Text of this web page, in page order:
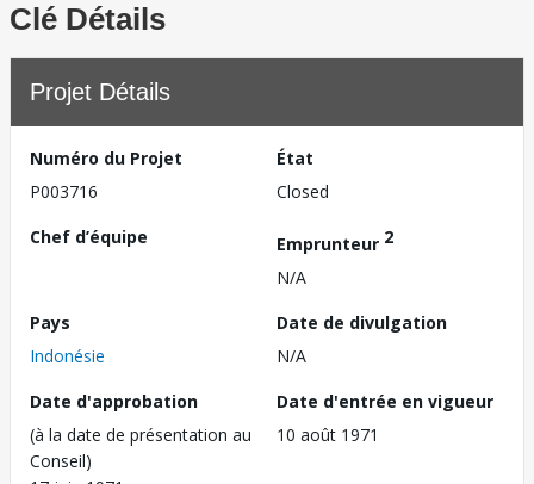
Clé Détails
Projet Détails
Numéro du Projet
P003716
État
Closed
Chef d’équipe
Emprunteur 2
N/A
Pays
Indonésie
Date de divulgation
N/A
Date d'approbation
(à la date de présentation au
Conseil)
Date d'entrée en vigueur
10 août 1971